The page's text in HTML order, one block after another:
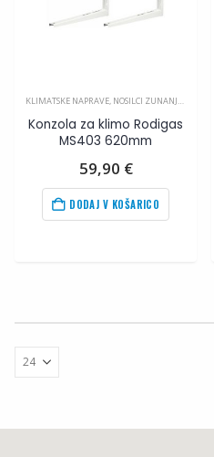
KLIMATSKE NAPRAVE, NOSILCI ZUNANJIH ENOT
Konzola za klimo Rodigas
MS403 620mm
59,90 €
DODAJ V KOŠARICO